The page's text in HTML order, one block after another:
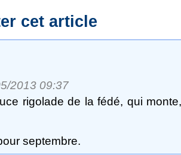
cet article
2013 09:37
rigolade de la fédé, qui
septembre.